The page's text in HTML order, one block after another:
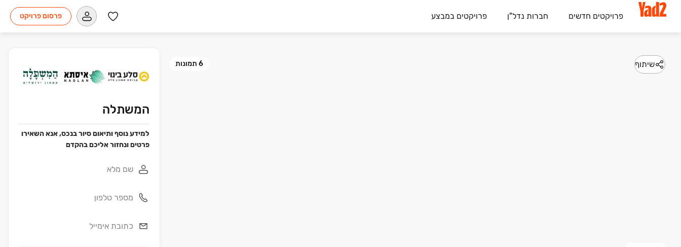
פרויקטים חדשים חברות נדל"ן פרויקטים במבצע פרסום פרויקט
6 תמונות שיתוף
המשתלה
למידע נוסף ותיאום סיור בנכס, אנא השאירו
פרטים ונחזור אליכם בהקדם